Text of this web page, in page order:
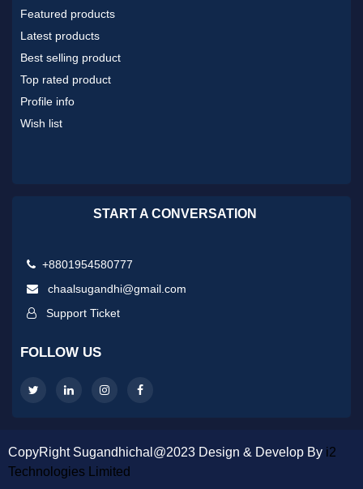
Featured products
Latest products
Best selling product
Top rated product
Profile info
Wish list
START A CONVERSATION
+8801954580777
chaalsugandhi@gmail.com
Support Ticket
FOLLOW US
CopyRight Sugandhichal@2023 Design & Develop By i2
Technologies Limited